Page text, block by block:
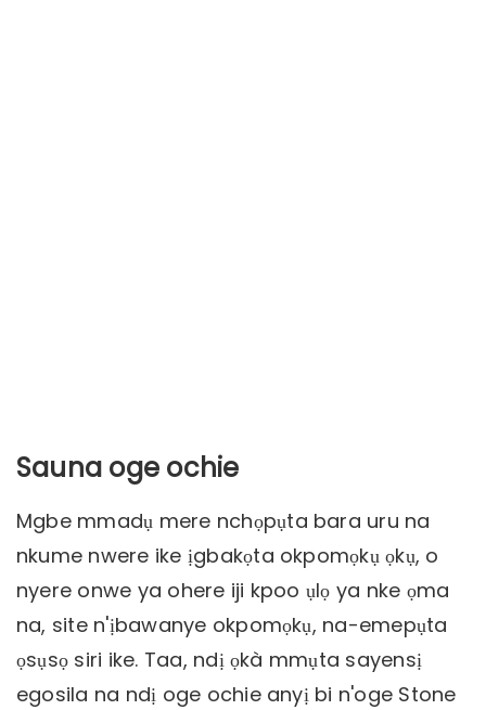
Sauna oge ochie
Mgbe mmadụ mere nchọpụta bara uru na
nkume nwere ike ịgbakọta okpomọkụ ọkụ, o
nyere onwe ya ohere iji kpoo ụlọ ya nke ọma
na, site n'ịbawanye okpomọkụ, na-emepụta
ọsụsọ siri ike. Taa, ndị ọkà mmụta sayensị
egosila na ndị oge ochie anyị bi n'oge Stone